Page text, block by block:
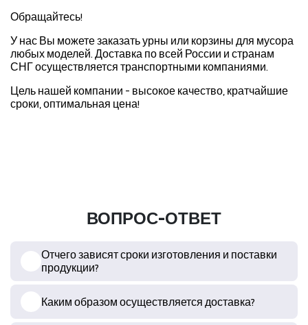
Обращайтесь!
У нас Вы можете заказать урны или корзины для мусора
любых моделей. Доставка по всей России и странам
СНГ осуществляется транспортными компаниями.
Цель нашей компании - высокое качество, кратчайшие
сроки, оптимальная цена!
ВОПРОС-ОТВЕТ
Отчего зависят сроки изготовления и поставки
продукции?
Каким образом осуществляется доставка?